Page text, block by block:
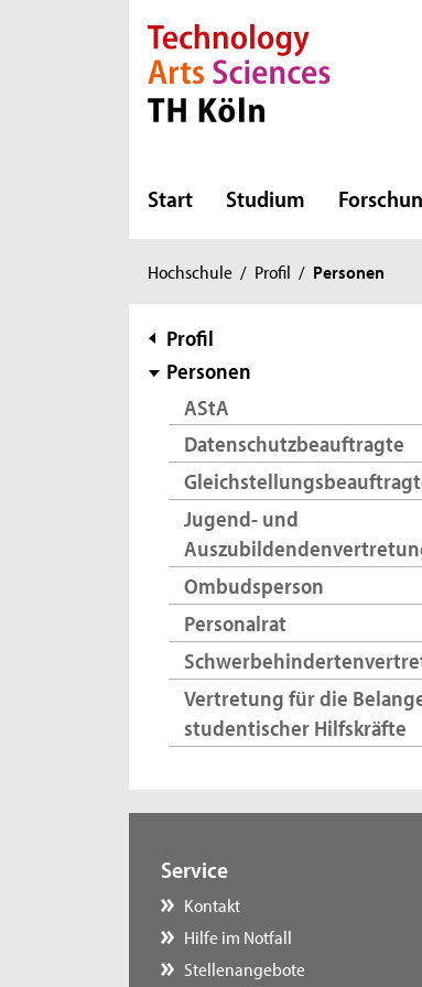
Direkt zur Hauptnavigation
Direkt zur Subnavigation
Direkt zum Inhalt
Direkt zum Fußbereich
Start Studium
Sie
hier:
Hochschule / Profil / Personen
Subnavigation
Profil
Personen
AStA
Datenschutzbeauftragte
Jugend- und
Ombudsperson
Personalrat
Vertretung für die
studentischer Hilfskräfte
Service
Kontakt
Hilfe im Notfall
Stellenangebote